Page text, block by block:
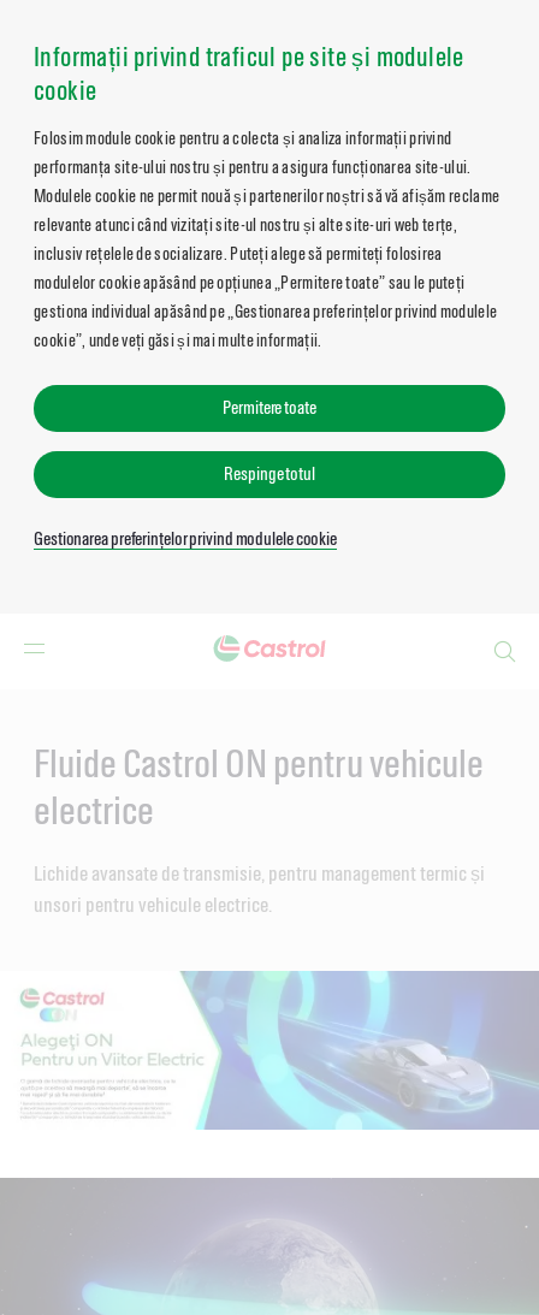
Informații privind traficul pe site și modulele
cookie
Folosim module cookie pentru a colecta și analiza informații privind
performanța site-ului nostru și pentru a asigura funcționarea site-ului.
Modulele cookie ne permit nouă și partenerilor noștri să vă afișăm reclame
relevante atunci când vizitați site-ul nostru și alte site-uri web terțe,
inclusiv rețelele de socializare. Puteți alege să permiteți folosirea
modulelor cookie apăsând pe opțiunea „Permitere toate” sau le puteți
gestiona individual apăsând pe „Gestionarea preferințelor privind modulele
cookie”, unde veți găsi și mai multe informații.
Permitere toate
Respinge totul
Gestionarea preferințelor privind modulele cookie
Fluide Castrol ON pentru vehicule
electrice
Lichide avansate de transmisie, pentru management termic și
unsori pentru vehicule electrice.